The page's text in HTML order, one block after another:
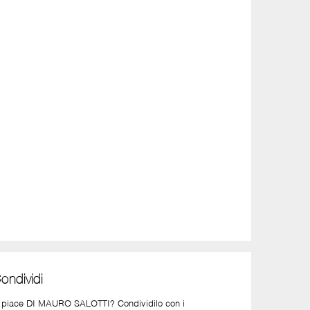
piace DI MAURO SALOTTI? Condividilo con i